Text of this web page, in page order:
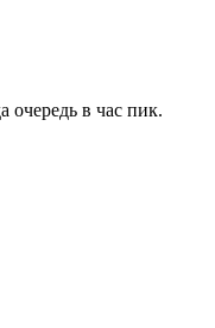
в час пик.